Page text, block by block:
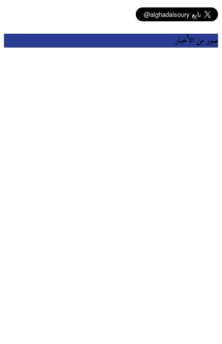
صور من الأخبار